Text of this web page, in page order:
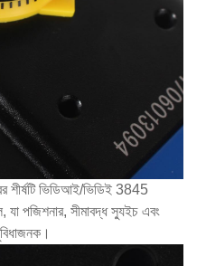
শীর্ষটি ভিডিআই/ভিডিই 3845
যা পজিশনার, সীমাবদ্ধ স্যুইচ এবং